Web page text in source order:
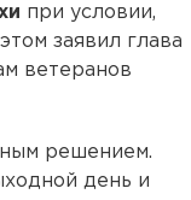
при условии,
заявил глава
ветеранов
решением.
день и